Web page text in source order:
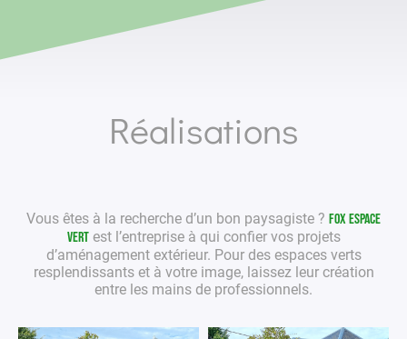
Réalisations
Vous êtes à la recherche d’un bon paysagiste ? Fox Espace
Vertest l’entreprise à qui confier vos projets
d’aménagement extérieur. Pour des espaces verts
resplendissants et à votre image, laissez leur création
entre les mains de professionnels.